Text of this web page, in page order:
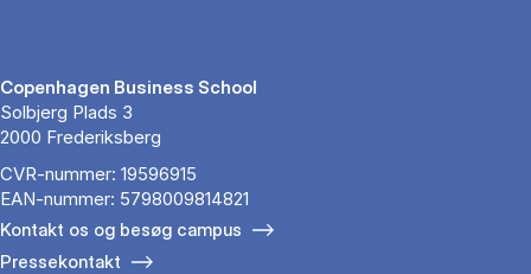
Copenhagen Business School
Solbjerg Plads 3
2000 Frederiksberg
CVR-nummer: 19596915
EAN-nummer: 5798009814821
Kontakt os og besøg campus
Pressekontakt